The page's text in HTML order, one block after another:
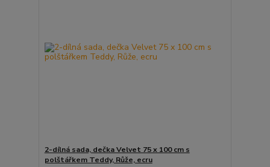
2-dílná sada, dečka Velvet 75 x 100 cm s
polštářkem Teddy, Růže, ecru